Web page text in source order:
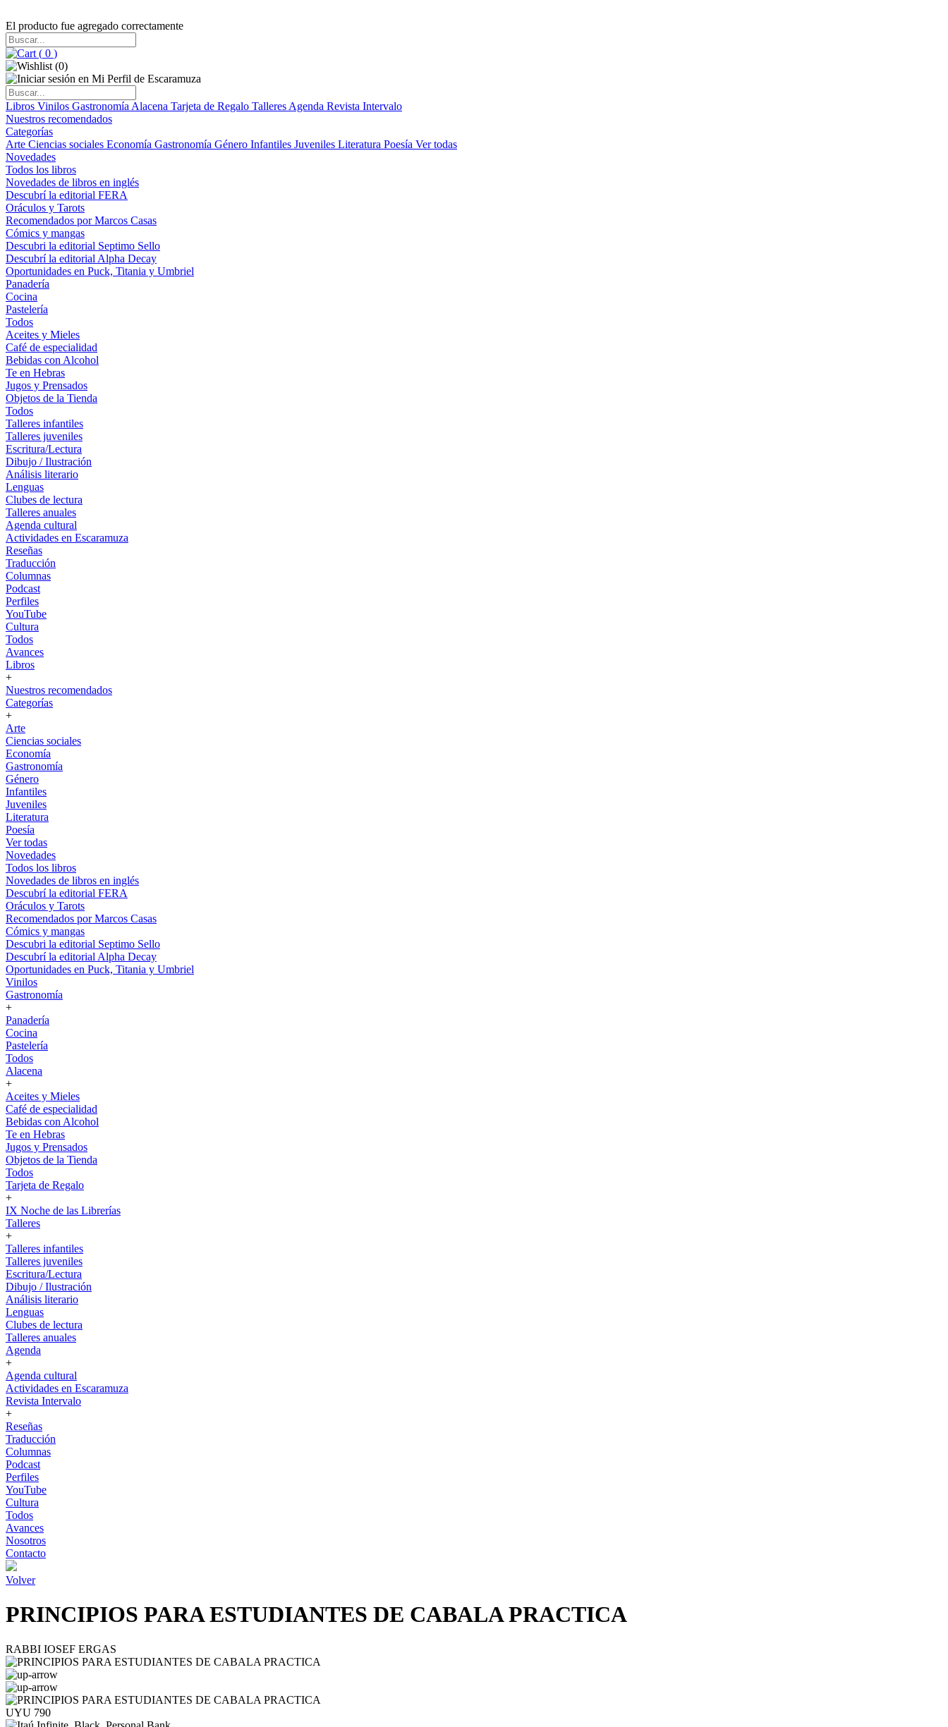
El producto fue agregado correctamente
( 0 )
(0)
Libros Vinilos Gastronomía Alacena Tarjeta de Regalo Talleres Agenda Revista Intervalo
Nuestros recomendados
Categorías
Arte Ciencias sociales Economía Gastronomía Género Infantiles Juveniles Literatura Poesía Ver todas
Novedades
Todos los libros
Novedades de libros en inglés
Descubrí la editorial FERA
Oráculos y Tarots
Recomendados por Marcos Casas
Cómics y mangas
Descubri la editorial Septimo Sello
Descubrí la editorial Alpha Decay
Oportunidades en Puck, Titania y Umbriel
Panadería
Cocina
Pastelería
Todos
Aceites y Mieles
Café de especialidad
Bebidas con Alcohol
Te en Hebras
Jugos y Prensados
Objetos de la Tienda
Todos
Talleres infantiles
Talleres juveniles
Escritura/Lectura
Dibujo / Ilustración
Análisis literario
Lenguas
Clubes de lectura
Talleres anuales
Agenda cultural
Actividades en Escaramuza
Reseñas
Traducción
Columnas
Podcast
Perfiles
YouTube
Cultura
Todos
Avances
Libros
+
Nuestros recomendados
Categorías
+
Arte
Ciencias sociales
Economía
Gastronomía
Género
Infantiles
Juveniles
Literatura
Poesía
Ver todas
Novedades
Todos los libros
Novedades de libros en inglés
Descubrí la editorial FERA
Oráculos y Tarots
Recomendados por Marcos Casas
Cómics y mangas
Descubri la editorial Septimo Sello
Descubrí la editorial Alpha Decay
Oportunidades en Puck, Titania y Umbriel
Vinilos
Gastronomía
+
Panadería
Cocina
Pastelería
Todos
Alacena
+
Aceites y Mieles
Café de especialidad
Bebidas con Alcohol
Te en Hebras
Jugos y Prensados
Objetos de la Tienda
Todos
Tarjeta de Regalo
+
IX Noche de las Librerías
Talleres
+
Talleres infantiles
Talleres juveniles
Escritura/Lectura
Dibujo / Ilustración
Análisis literario
Lenguas
Clubes de lectura
Talleres anuales
Agenda
+
Agenda cultural
Actividades en Escaramuza
Revista Intervalo
+
Reseñas
Traducción
Columnas
Podcast
Perfiles
YouTube
Cultura
Todos
Avances
Nosotros
Contacto
Volver
PRINCIPIOS PARA ESTUDIANTES DE CABALA PRACTICA
RABBI IOSEF ERGAS
UYU 790